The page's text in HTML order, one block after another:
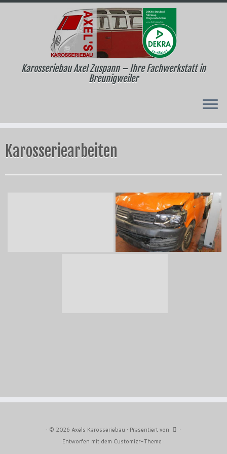
Inhalt
springen
Karosseriebau Axel Zuspann – Ihre Fachwerkstatt in
Breunigweiler
Karosseriearbeiten
· © 2026 Axels Karosseriebau · Präsentiert von
·
Entworfen mit dem Customizr-Theme ·